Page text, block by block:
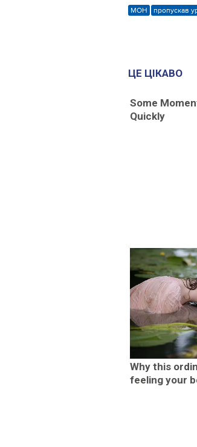
МОН пропускав
ЦЕ ЦІКАВО
Some
Quickly
Why this
feeling your